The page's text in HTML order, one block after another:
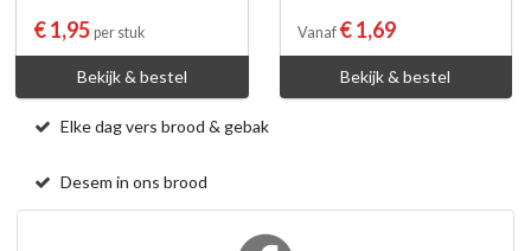
€ 1,95 per stuk
Bekijk & bestel
Vanaf € 1,69
Bekijk & bestel
Elke dag vers brood & gebak
Desem in ons brood